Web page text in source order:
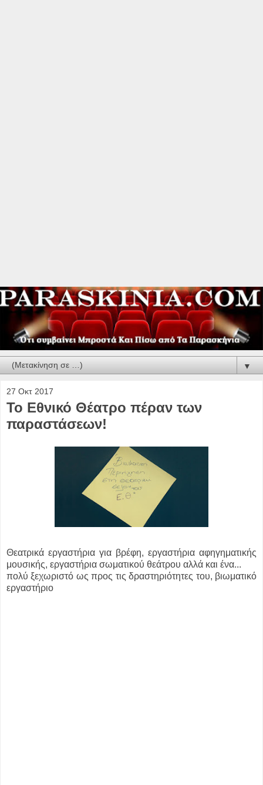
▼
27 Οκτ 2017
Το Εθνικό Θέατρο πέραν των
παραστάσεων!
Θεατρικά εργαστήρια για βρέφη, εργαστήρια αφηγηματικής
μουσικής, εργαστήρια σωματικού θεάτρου αλλά και ένα...
πολύ ξεχωριστό ως προς τις δραστηριότητες του, βιωματικό
εργαστήριο